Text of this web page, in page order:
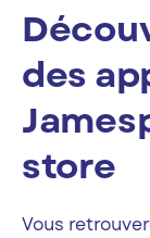
des
store
Vous